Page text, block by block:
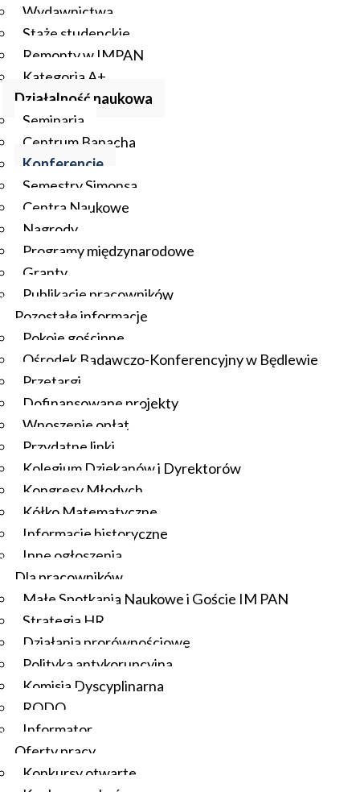
Wydawnictwa
Staże studenckie
Remonty w IMPAN
Kategoria A+
Działalność naukowa
Seminaria
Centrum Banacha
Konferencje
Semestry Simonsa
Centra Naukowe
Nagrody
Programy międzynarodowe
Granty
Publikacje pracowników
Pozostałe informacje
Pokoje gościnne
Ośrodek Badawczo-Konferencyjny w Będlewie
Przetargi
Dofinansowane projekty
Wnoszenie opłat
Przydatne linki
Kolegium Dziekanów i Dyrektorów
Kongresy Młodych
Kółko Matematyczne
Informacje historyczne
Inne ogłoszenia
Dla pracowników
Małe Spotkania Naukowe i Goście IM PAN
Strategia HR
Działania prorównościowe
Polityka antykorupcyjna
Komisja Dyscyplinarna
RODO
Informator
Oferty pracy
Konkursy otwarte